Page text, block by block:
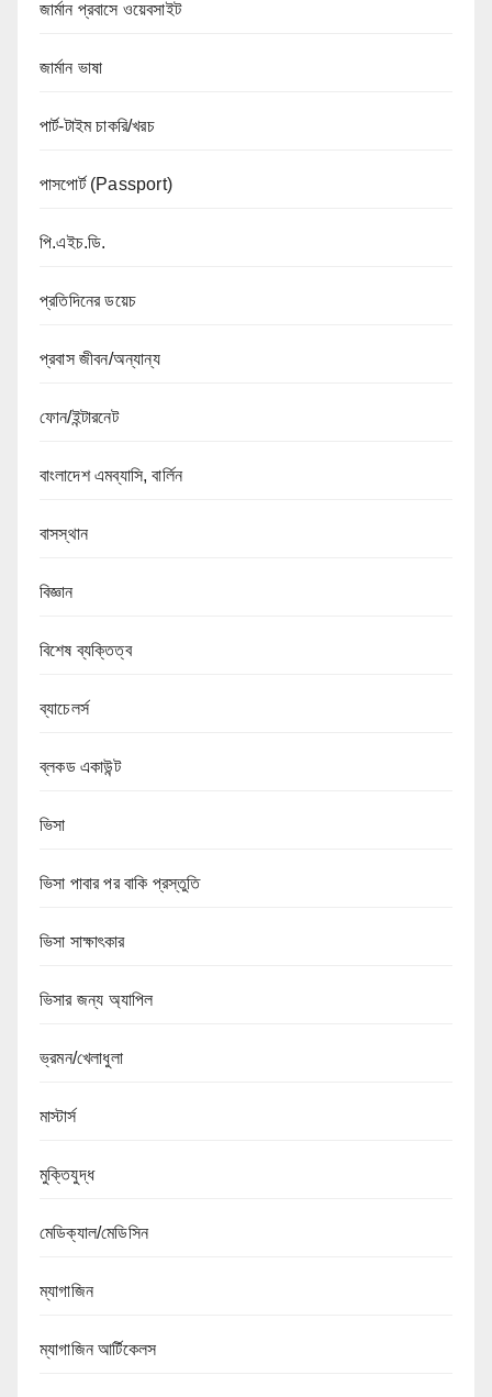
জার্মান প্রবাসে ওয়েবসাইট
জার্মান ভাষা
পার্ট-টাইম চাকরি/খরচ
পাসপোর্ট (Passport)
পি.এইচ.ডি.
প্রতিদিনের ডয়েচ
প্রবাস জীবন/অন্যান্য
ফোন/ইন্টারনেট
বাংলাদেশ এমব্যাসি, বার্লিন
বাসস্থান
বিজ্ঞান
বিশেষ ব্যক্তিত্ব
ব্যাচেলর্স
ব্লকড একাউন্ট
ভিসা
ভিসা পাবার পর বাকি প্রস্তুতি
ভিসা সাক্ষাৎকার
ভিসার জন্য অ্যাপিল
ভ্রমন/খেলাধুলা
মাস্টার্স
মুক্তিযুদ্ধ
মেডিক্যাল/মেডিসিন
ম্যাগাজিন
ম্যাগাজিন আর্টিকেলস